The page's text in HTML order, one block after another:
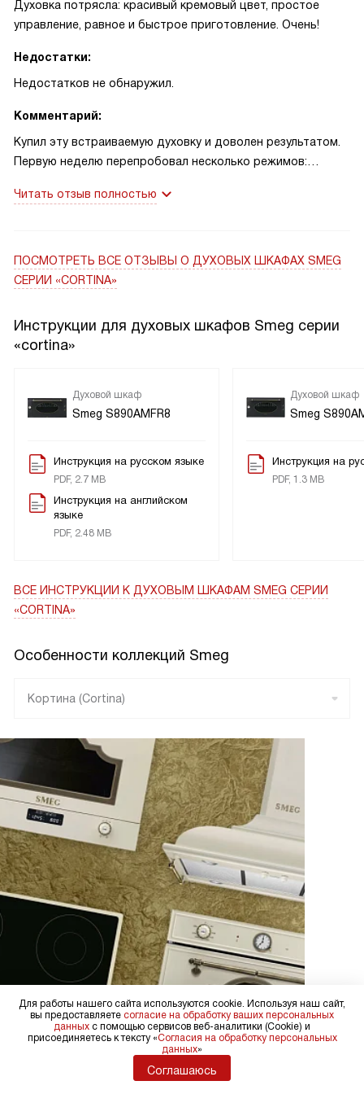
электричество без потери качества.
Духовка потрясла: красивый кремовый цвет, простое
управление, равное и быстрое приготовление. Очень!
Недостатки:
Недостатков не обнаружил.
Комментарий:
Купил эту встраиваемую духовку и доволен результатом.
Первую неделю перепробовал несколько режимов:
получилась ровной и сочной; температура держится
После большой выпечки включил пиролиз и нагар ушёл без
усилий, эмаль отмывается легко. Печь быстро выходит на
выпечке теста. Кремовый цвет с латунной фурнитурой
украсил кухню. Поворотные переключатели удобны,
хватает на семейные ужины, режимы с конвекцией и
грилем экономят время. Кабель без вилки — учтите при
Читать отзыв полностью
ПОСМОТРЕТЬ ВСЕ ОТЗЫВЫ О ДУХОВЫХ ШКАФАХ SMEG
СЕРИИ «CORTINA»
Инструкции для духовых шкафов Smeg серии
«cortina»
Духовой шкаф
Smeg S890AMFR8
Инструкция на русском языке
PDF, 2.7 MB
Инструкция на английском
языке
PDF, 2.48 MB
Духовой шкаф
Smeg
Инструкция на
PDF, 1.3 MB
ВСЕ ИНСТРУКЦИИ К ДУХОВЫМ ШКАФАМ SMEG СЕРИИ
«CORTINA»
Особенности коллекций Smeg
Кортина (Cortina)
Для работы нашего сайта используются cookie. Используя наш сайт,
вы предоставляете согласие на обработку ваших персональных
данных с помощью сервисов веб-аналитики (Cookie) и
присоединяетесь к тексту «Согласия на обработку персональных
данных»
Соглашаюсь